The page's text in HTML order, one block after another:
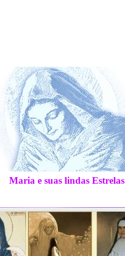
Maria e suas lindas Estrelas